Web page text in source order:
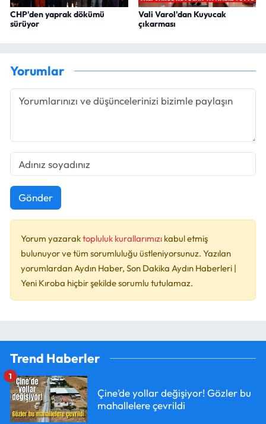
CHP'den yaprak dökümü
sürüyor
Vali Varol'dan Kuyucak
çıkarması
Yorumlar
Gönder
Yorum yazaraktopluluk kurallarımızı kabul etmiş
bulunuyor ve tüm sorumluluğu üstleniyorsunuz. Yazılan
yorumlardan Aydın Haber, Son Dakika Aydın Haberleri |
Yeni Kıroba hiçbir şekilde sorumlu tutulamaz.
Trend Haberler
Çine’de yollar değişiyor! Gözler bu
mahallelere çevrildi
1